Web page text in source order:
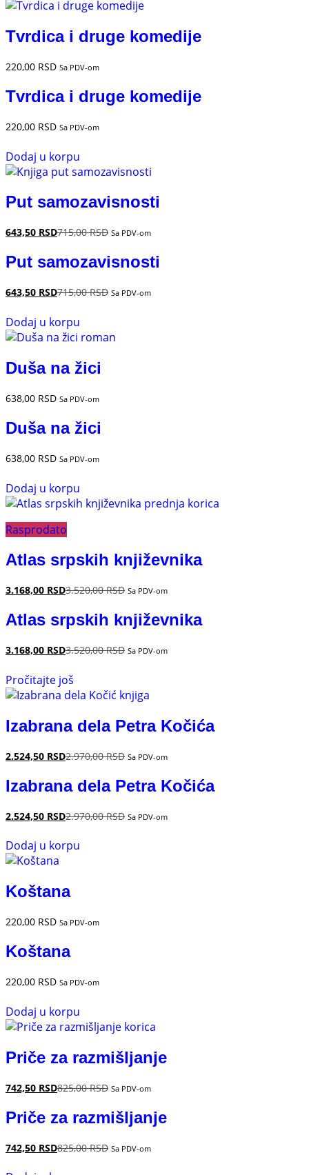
Tvrdica i druge komedije
220,00 RSD Sa PDV-om
Tvrdica i druge komedije
220,00 RSD Sa PDV-om
Dodaj u korpu
Put samozavisnosti
643,50 RSD715,00RSD Sa PDV-om
Put samozavisnosti
643,50 RSD715,00RSD Sa PDV-om
Dodaj u korpu
Duša na žici
638,00 RSD Sa PDV-om
Duša na žici
638,00 RSD Sa PDV-om
Dodaj u korpu
Rasprodato
Atlas srpskih književnika
3.168,00 RSD3.520,00RSD Sa PDV-om
Atlas srpskih književnika
3.168,00 RSD3.520,00RSD Sa PDV-om
Pročitajte još
Izabrana dela Petra Kočića
2.524,50 RSD2.970,00RSD Sa PDV-om
Izabrana dela Petra Kočića
2.524,50 RSD2.970,00RSD Sa PDV-om
Dodaj u korpu
Koštana
220,00 RSD Sa PDV-om
Koštana
220,00 RSD Sa PDV-om
Dodaj u korpu
Priče za razmišljanje
742,50 RSD825,00RSD Sa PDV-om
Priče za razmišljanje
742,50 RSD825,00RSD Sa PDV-om